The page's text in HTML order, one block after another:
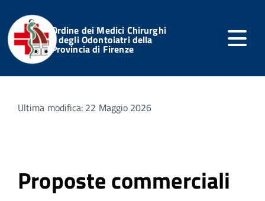
Ordine dei Medici Chirurghi
e degli Odontoiatri della
Provincia di Firenze
Home Professione Proposte Commerciali
Ultima modifica: 22 Maggio 2026
Proposte commerciali